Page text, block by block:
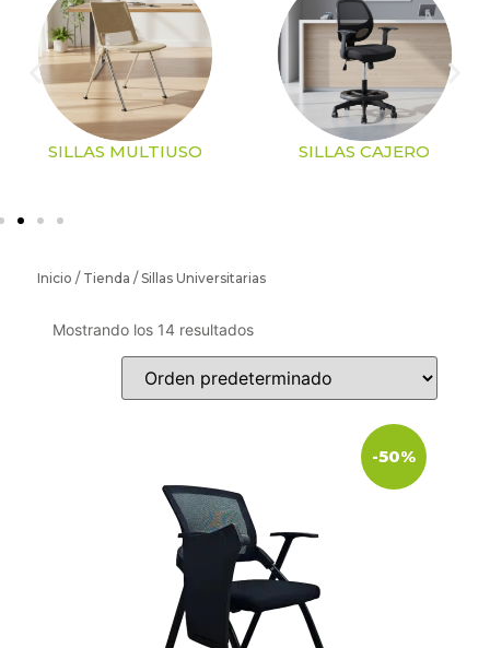
SILLAS MULTIUSO SILLAS CAJERO
Inicio / Tienda / Sillas Universitarias
Mostrando los 14 resultados
-50%